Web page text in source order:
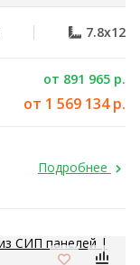
7.8x12
от 891 965 р.
от 1 569 134 р.
Подробнее